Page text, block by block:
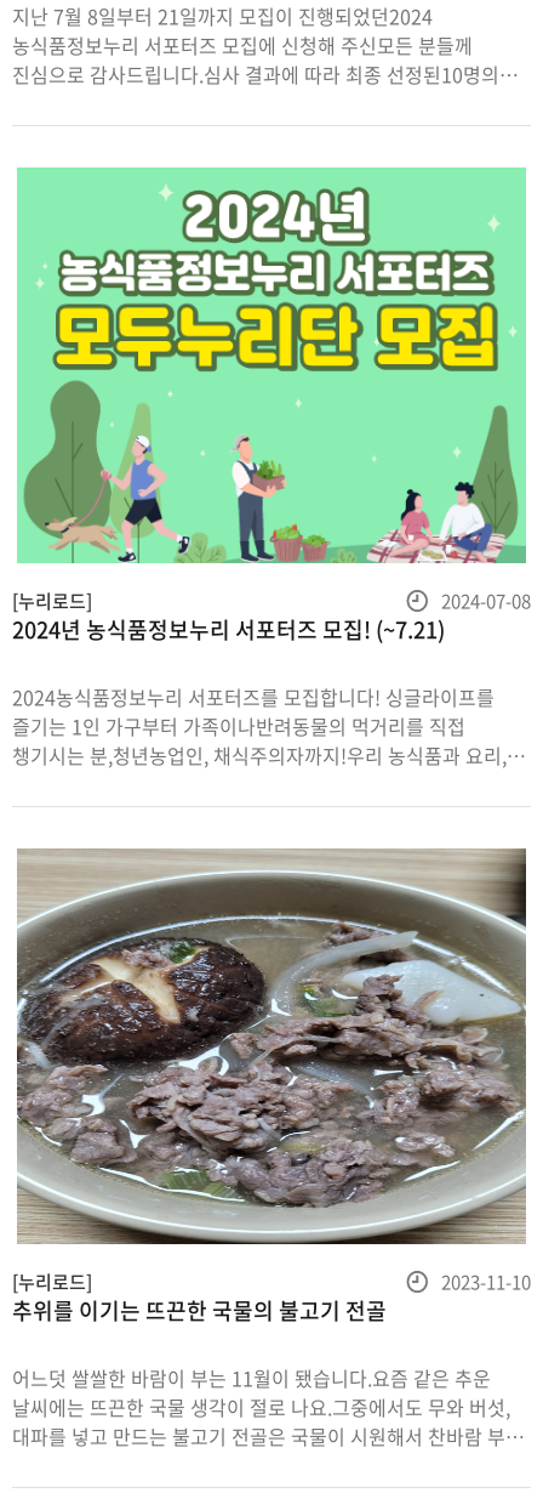
지난 7월 8일부터 21일까지 모집이 진행되었던2024
농식품정보누리 서포터즈 모집에 신청해 주신모든 분들께
진심으로 감사드립니다.심사 결과에 따라 최종 선정된10명의
평가, 활동에 대한 의지와 적극성, 콘텐츠 기획성/완성도
등을종합적으로 평가하여 점수 부여
2024년 농식품정보누리 서포터즈 모집! (~7.21)
2024농식품정보누리 서포터즈를 모집합니다! 싱글라이프를
즐기는 1인 가구부터 가족이나반려동물의 먹거리를 직접
챙기시는 분,청년농업인, 채식주의자까지!우리 농식품과 요리,
(월) ~ 7. 21.(일) ● 발표: 2024. 7. 2
[누리로드]
등
록
2024-07-08
추위를 이기는 뜨끈한 국물의 불고기 전골
어느덧 쌀쌀한 바람이 부는 11월이 됐습니다.요즘 같은 추운
날씨에는 뜨끈한 국물 생각이 절로 나요.그중에서도 무와 버섯,
대파를 넣고 만드는 불고기 전골은 국물이 시원해서 찬바람 부는
된답니다.불고기 전골 만들기저는 이마트에서 사 온 소 불고기로
[누리로드]
등
2023-11-10